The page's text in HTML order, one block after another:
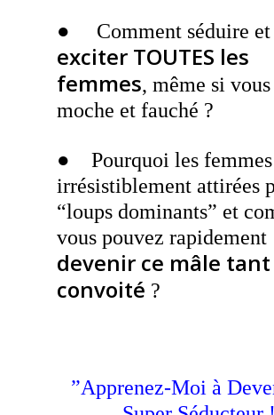
● Comment séduire et
exciter TOUTES les
femmes, même si vous
moche et fauché ?
● Pourquoi les femmes
irrésistiblement attirées
“loups dominants” et
vous pouvez rapidement
devenir ce mâle tant
convoité ?
”Apprenez-Moi à